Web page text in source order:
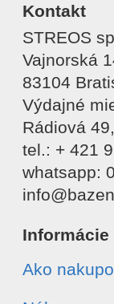
Kontakt
STREOS
Vajnorská
83104
Výdajné
Rádiová
tel.: + 421
whatsapp:
Informácie
Ako